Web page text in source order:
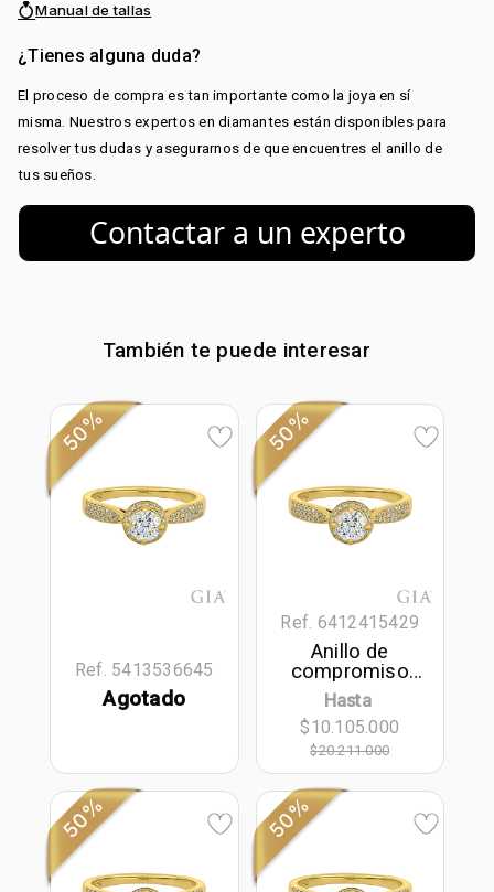
Manual de tallas
¿Tienes alguna duda?
El proceso de compra es tan importante como la joya en sí
misma. Nuestros expertos en diamantes están disponibles para
resolver tus dudas y asegurarnos de que encuentres el anillo de
tus sueños.
Contactar a un experto
También te puede interesar
50%
Ref. 5413536645
Agotado
50%
Ref. 6412415429
Anillo de
compromiso
halo redondo,
con diamante
central redondo
GIA de 0.50ct y
decoración en
diamantes, oro
tono amarillo
Hasta
$10.105.000
$20.211.000
50% 50%